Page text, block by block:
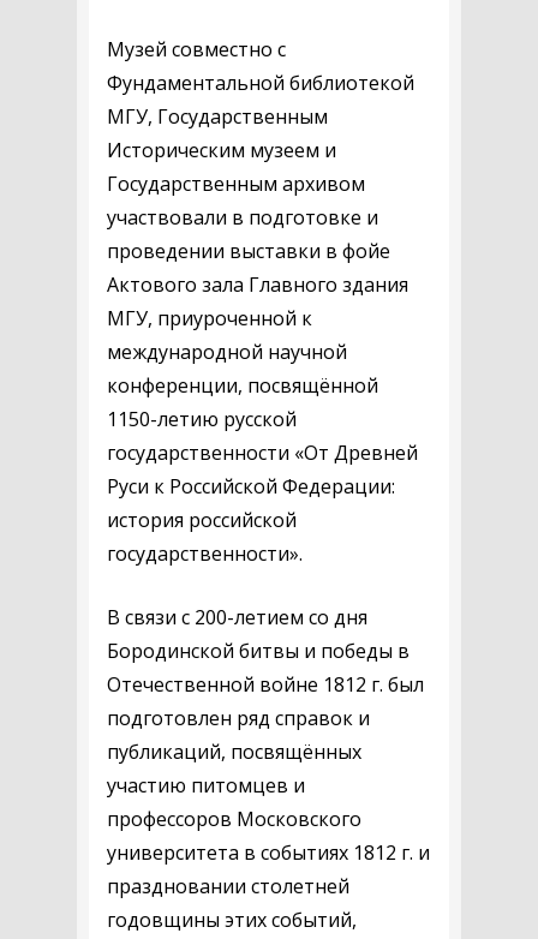
Музей совместно с
Фундаментальной библиотекой
МГУ, Государственным
Историческим музеем и
Государственным архивом
участвовали в подготовке и
проведении выставки в фойе
Актового зала Главного здания
МГУ, приуроченной к
международной научной
конференции, посвящённой
1150-летию русской
государственности «От Древней
Руси к Российской Федерации:
история российской
государственности».
В связи с 200-летием со дня
Бородинской битвы и победы в
Отечественной войне 1812 г. был
подготовлен ряд справок и
публикаций, посвящённых
участию питомцев и
профессоров Московского
университета в событиях 1812 г. и
праздновании столетней
годовщины этих событий,